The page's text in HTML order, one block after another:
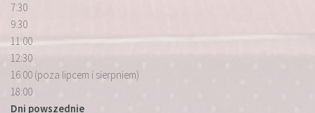
7:30
9:30
11:00
12:30
16:00 (poza lipcem i sierpniem)
18:00
Dni powszednie